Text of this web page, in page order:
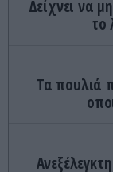
Δείχνει να
το
Τα πουλιά